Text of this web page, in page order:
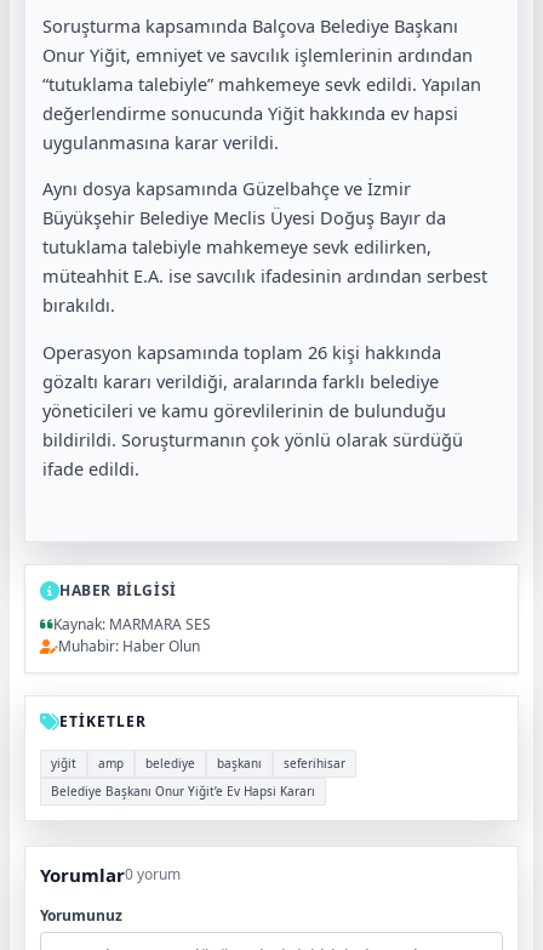
Soruşturma kapsamında Balçova Belediye Başkanı
Onur Yiğit, emniyet ve savcılık işlemlerinin ardından
“tutuklama talebiyle” mahkemeye sevk edildi. Yapılan
değerlendirme sonucunda Yiğit hakkında ev hapsi
uygulanmasına karar verildi.
Aynı dosya kapsamında Güzelbahçe ve İzmir
Büyükşehir Belediye Meclis Üyesi Doğuş Bayır da
tutuklama talebiyle mahkemeye sevk edilirken,
müteahhit E.A. ise savcılık ifadesinin ardından serbest
bırakıldı.
Operasyon kapsamında toplam 26 kişi hakkında
gözaltı kararı verildiği, aralarında farklı belediye
yöneticileri ve kamu görevlilerinin de bulunduğu
bildirildi. Soruşturmanın çok yönlü olarak sürdüğü
ifade edildi.
HABER BİLGİSİ
Kaynak: MARMARA SES
Muhabir: Haber Olun
ETİKETLER
yiğit amp belediye başkanı
seferihisar
Belediye Başkanı Onur Yiğit’e Ev Hapsi Kararı
Yorumlar0 yorum
Yorumunuz